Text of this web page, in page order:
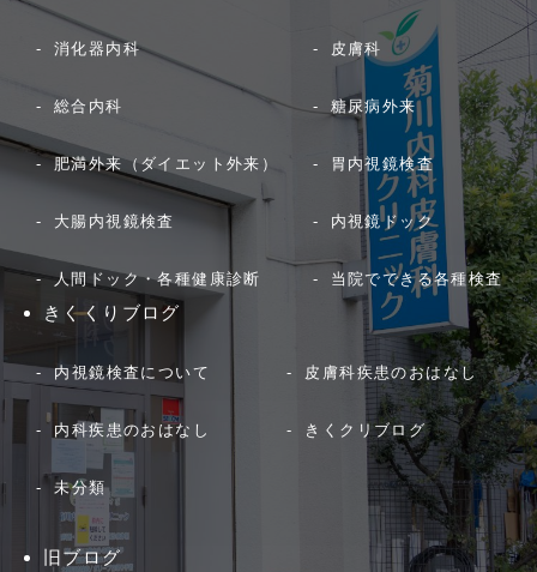
消化器内科 皮膚科
総合内科 糖尿病外来
肥満外来（ダイエット外来） 胃内視鏡検査
大腸内視鏡検査 内視鏡ドック
人間ドック・各種健康診断 当院でできる各種検査
きくくりブログ
内視鏡検査について 皮膚科疾患のおはなし
内科疾患のおはなし きくクリブログ
未分類
旧ブログ